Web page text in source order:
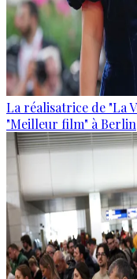
La réalisatrice de "La
"Meilleur film" à Berlin